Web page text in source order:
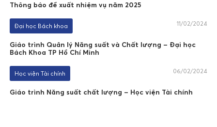
Thông báo đề xuất nhiệm vụ năm 2025
Đại học Bách khoa 11/02/2024
Giáo trình Quản lý Năng suất và Chất lượng – Đại học
Bách Khoa TP Hồ Chí Minh
Học viện Tài chính 06/02/2024
Giáo trình Năng suất chất lượng – Học viện Tài chính